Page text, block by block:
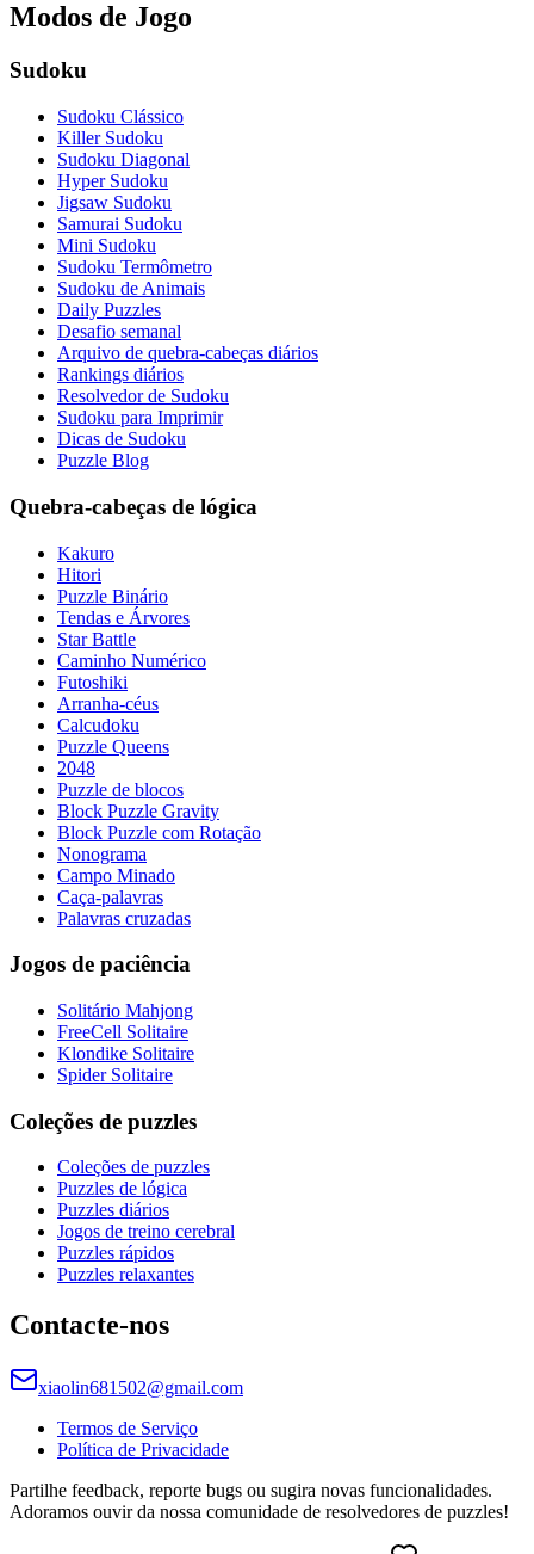
Modos de Jogo
Sudoku
Sudoku Clássico
Killer Sudoku
Sudoku Diagonal
Hyper Sudoku
Jigsaw Sudoku
Samurai Sudoku
Mini Sudoku
Sudoku Termômetro
Sudoku de Animais
Daily Puzzles
Desafio semanal
Arquivo de quebra-cabeças diários
Rankings diários
Resolvedor de Sudoku
Sudoku para Imprimir
Dicas de Sudoku
Puzzle Blog
Quebra-cabeças de lógica
Kakuro
Hitori
Puzzle Binário
Tendas e Árvores
Star Battle
Caminho Numérico
Futoshiki
Arranha-céus
Calcudoku
Puzzle Queens
2048
Puzzle de blocos
Block Puzzle Gravity
Block Puzzle com Rotação
Nonograma
Campo Minado
Caça-palavras
Palavras cruzadas
Jogos de paciência
Solitário Mahjong
FreeCell Solitaire
Klondike Solitaire
Spider Solitaire
Coleções de puzzles
Coleções de puzzles
Puzzles de lógica
Puzzles diários
Jogos de treino cerebral
Puzzles rápidos
Puzzles relaxantes
Contacte-nos
xiaolin681502@gmail.com
Termos de Serviço
Política de Privacidade
Partilhe feedback, reporte bugs ou sugira novas funcionalidades.
Adoramos ouvir da nossa comunidade de resolvedores de puzzles!